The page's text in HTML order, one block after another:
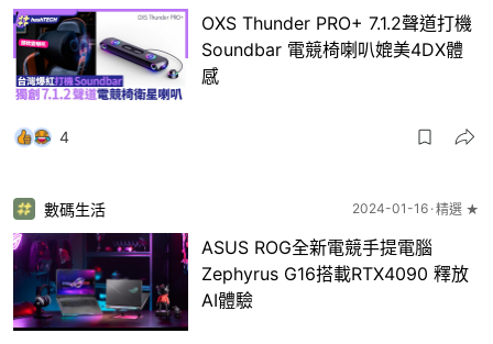
OXS Thunder PRO+ 7.1.2聲道打機
Soundbar 電競椅喇叭媲美4DX體
感
4
數碼生活 2024-01-16 精選 ★
ASUS ROG全新電競手提電腦
Zephyrus G16搭載RTX4090 釋放
AI體驗